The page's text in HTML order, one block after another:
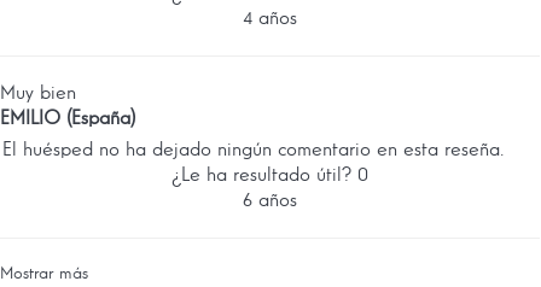
4 años
Muy bien
EMILIO (España)
El huésped no ha dejado ningún comentario en esta reseña.
¿Le ha resultado útil? 0
6 años
Mostrar más